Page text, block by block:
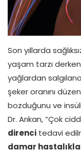
Son yıllarda
yaşam tarzı
yağlardan
şeker oranını
bozduğunu ve
Dr. Arıkan, “Çok
direncitedavi
damar